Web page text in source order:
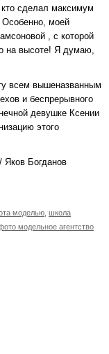
сделал максимум
Особенно, моей
, с которой
на высоте! Я думаю,
всем вышеназванным
и беспрерывного
девушке Ксении
этого
Яков Богданов
моделью школа
модельное агентство